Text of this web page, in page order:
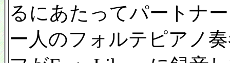
るにあたってパートナ
ー人のフォルテピアノ